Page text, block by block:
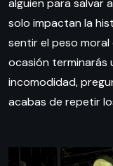
solo impactan la
sentir el peso moral
ocasión terminarás
incomodidad,
acabas de repetir